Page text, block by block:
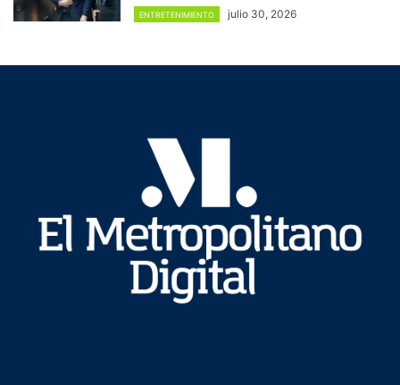
ENTRETENIMIENTO julio 30, 2026